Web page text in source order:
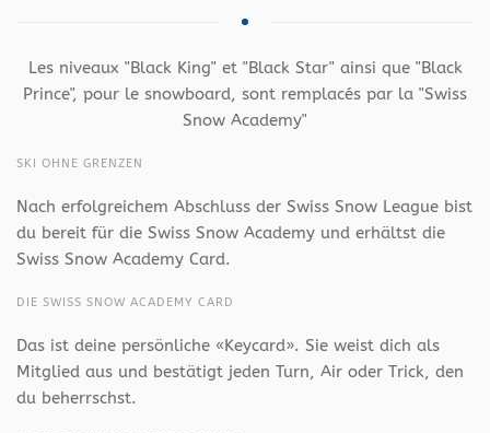
Les niveaux "Black King" et "Black Star" ainsi que "Black
Prince", pour le snowboard, sont remplacés par la "Swiss
Snow Academy"
SKI OHNE GRENZEN
Nach erfolgreichem Abschluss der Swiss Snow League bist
du bereit für die Swiss Snow Academy und erhältst die
Swiss Snow Academy Card.
DIE SWISS SNOW ACADEMY CARD
Das ist deine persönliche «Keycard». Sie weist dich als
Mitglied aus und bestätigt jeden Turn, Air oder Trick, den
du beherrschst.